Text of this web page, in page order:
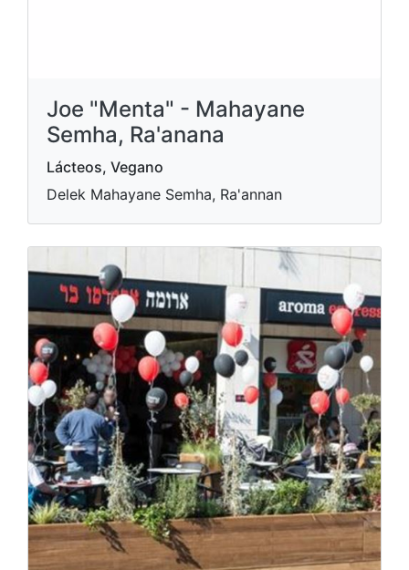
Joe "Menta" - Mahayane
Semha, Ra'anana
Lácteos, Vegano
Delek Mahayane Semha, Ra'annan